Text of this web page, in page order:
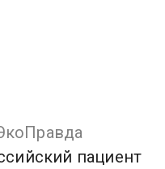
пациент